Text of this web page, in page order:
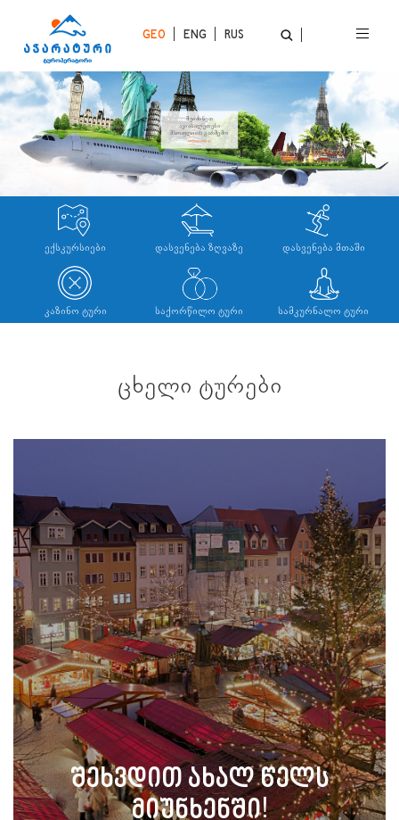
GEO ENG RUS
ᲨᲔᲘᲫᲘᲜᲔᲗ
ᲐᲕᲘᲐᲑᲘᲚᲔᲗᲔᲑᲘ
ᲛᲡᲝᲤᲚᲘᲝᲡ ᲒᲐᲠᲨᲔᲛᲝ
ᲘᲮᲘᲚᲔᲗ ᲡᲠᲣᲚᲐᲓ
ᲔᲥᲡᲙᲣᲠᲡᲘᲔᲑᲘ ᲓᲐᲡᲕᲔᲜᲔᲑᲐ ᲖᲦᲕᲐᲖᲔ ᲓᲐᲡᲕᲔᲜᲔᲑᲐ ᲛᲗᲐᲨᲘ
ᲙᲐᲖᲘᲜᲝ ᲢᲣᲠᲘ ᲡᲐᲥᲝᲠᲬᲘᲚᲝ ᲢᲣᲠᲘ ᲡᲐᲛᲙᲣᲠᲜᲐᲚᲝ ᲢᲣᲠᲘ
ᲪᲮᲔᲚᲘ ᲢᲣᲠᲔᲑᲘ
ᲨᲔᲮᲕᲓᲘᲗ ᲐᲮᲐᲚ ᲬᲔᲚᲡ
ᲛᲘᲣᲜᲮᲔᲜᲨᲘ!